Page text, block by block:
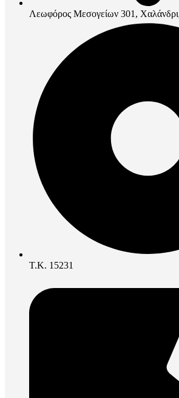
Λεωφόρος Μεσογείων 301,
Τ.Κ. 15231